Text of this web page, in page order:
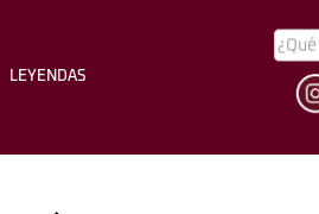
HINCHADA
LEYENDAS